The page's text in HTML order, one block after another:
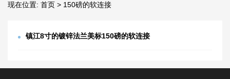
现在位置: 首页 > 150磅的软连接
镇江8寸的镀锌法兰美标150磅的软连接